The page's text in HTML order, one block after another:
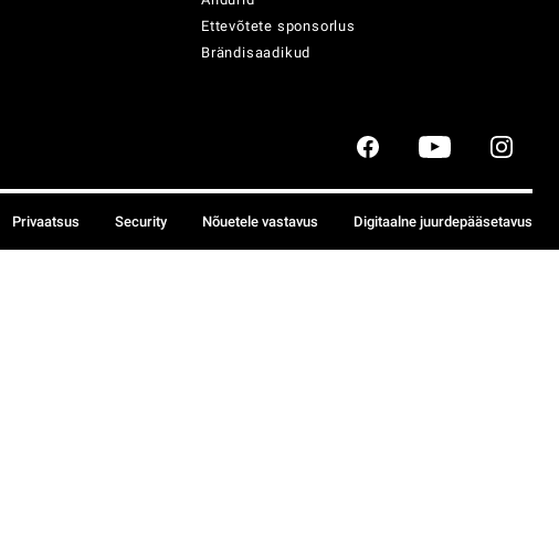
Ettevõtete sponsorlus
Brändisaadikud
Privaatsus Security Nõuetele vastavus Digitaalne juurdepääsetavus